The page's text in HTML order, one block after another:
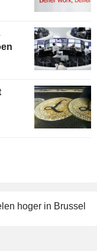
hoger in Brussel